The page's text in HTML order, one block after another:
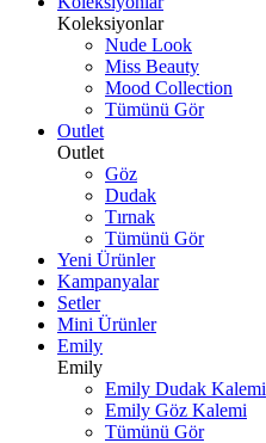
Koleksiyonlar
Nude Look
Miss Beauty
Mood Collection
Tümünü Gör
Outlet
Outlet
Göz
Dudak
Tırnak
Tümünü Gör
Yeni Ürünler
Kampanyalar
Setler
Mini Ürünler
Emily
Emily
Emily Dudak Kalemi
Emily Göz Kalemi
Tümünü Gör